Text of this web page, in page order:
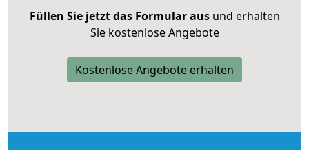
Füllen Sie jetzt das Formular ausund erhalten
Sie kostenlose Angebote
Kostenlose Angebote erhalten